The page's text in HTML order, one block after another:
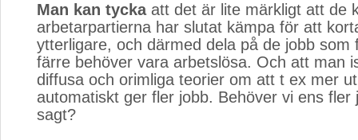
Man kan tyckaatt det är lite märkligt att de
arbetarpartierna har slutat kämpa för att
ytterligare, och därmed dela på de jobb som
färre behöver vara arbetslösa. Och att man
diffusa och orimliga teorier om att t ex mer
automatiskt ger fler jobb. Behöver vi ens fler
sagt?